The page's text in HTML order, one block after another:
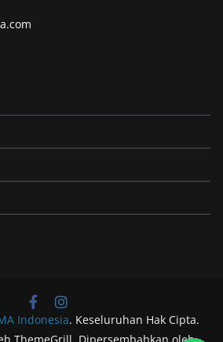
Indonesia. Keseluruhan Hak Cipta.